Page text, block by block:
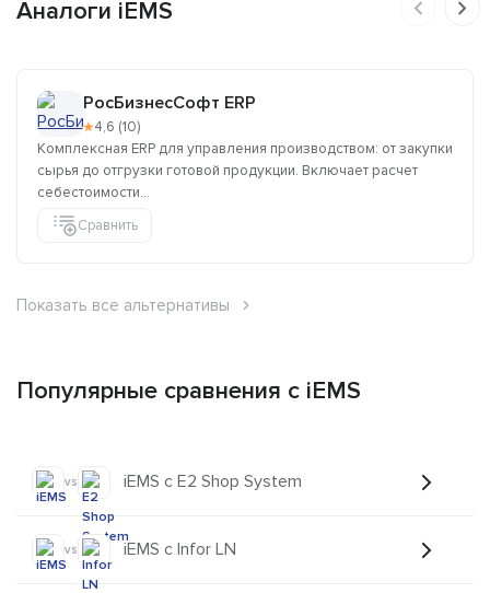
Аналоги iEMS
РосБизнесСофт ERP
★4,6 (10)
Комплексная ERP для управления производством: от закупки
сырья до отгрузки готовой продукции. Включает расчет
себестоимости...
Сравнить
Показать все альтернативы
Популярные сравнения с iEMS
vs iEMS с E2 Shop System
vs iEMS с Infor LN